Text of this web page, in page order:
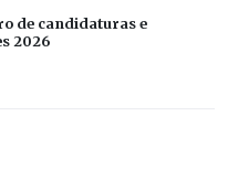
de candidaturas e
2026